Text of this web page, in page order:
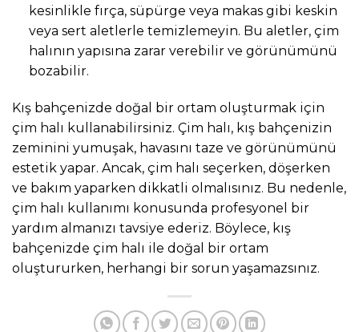
kesinlikle fırça, süpürge veya makas gibi keskin
veya sert aletlerle temizlemeyin. Bu aletler, çim
halının yapısına zarar verebilir ve görünümünü
bozabilir.
Kış bahçenizde doğal bir ortam oluşturmak için
çim halı kullanabilirsiniz. Çim halı, kış bahçenizin
zeminini yumuşak, havasını taze ve görünümünü
estetik yapar. Ancak, çim halı seçerken, döşerken
ve bakım yaparken dikkatli olmalısınız. Bu nedenle,
çim halı kullanımı konusunda profesyonel bir
yardım almanızı tavsiye ederiz. Böylece, kış
bahçenizde çim halı ile doğal bir ortam
oluştururken, herhangi bir sorun yaşamazsınız.